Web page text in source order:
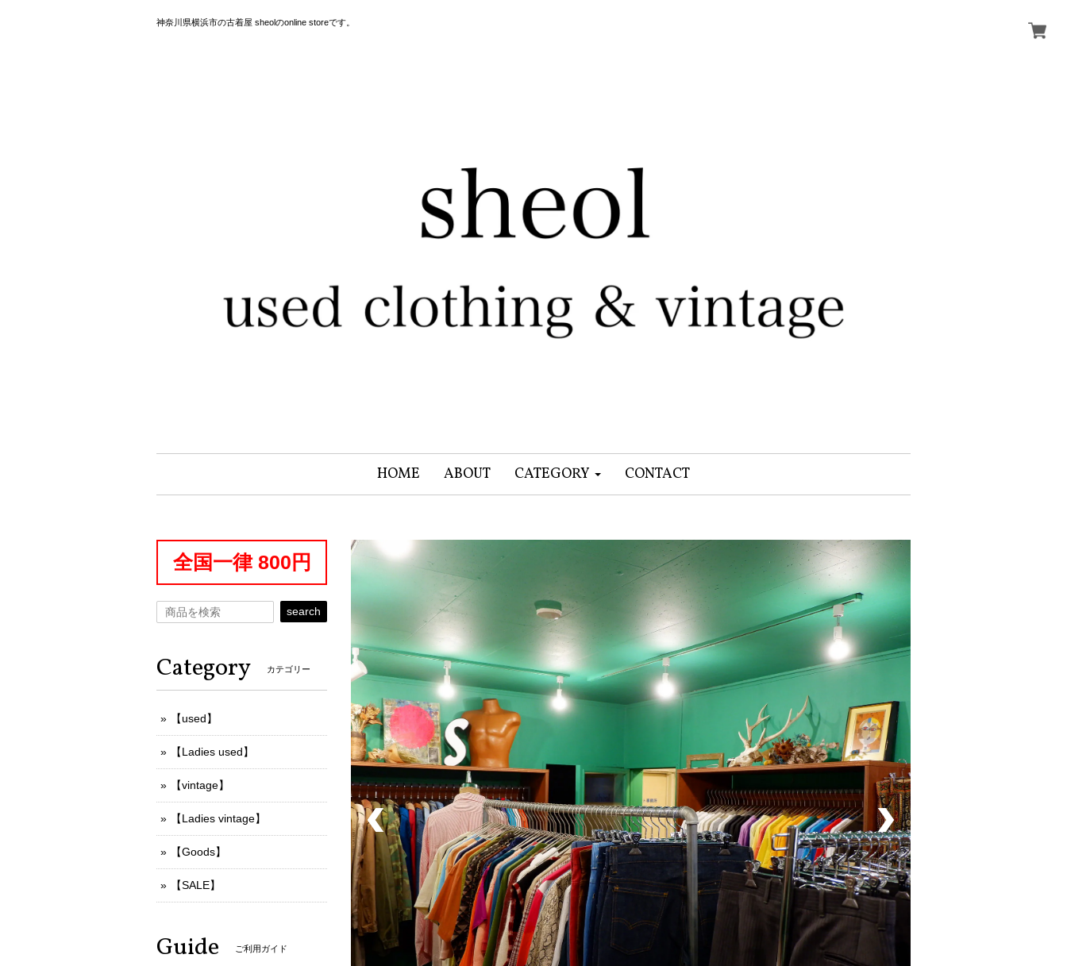
神奈川県横浜市の古着屋 sheolのonline storeです。
HOME ABOUT CATEGORY CONTACT
全国一律 800円
search
Category カテゴリー
【used】
【Ladies used】
【vintage】
【Ladies vintage】
【Goods】
【SALE】
Guide ご利用ガイド